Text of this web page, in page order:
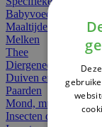
Babyvoeding
Maaltijden
Melken
Thee
Diergeneesmiddelen
Duiven en vogels
Paarden
Mond, muil of snavel
Insecten dieren